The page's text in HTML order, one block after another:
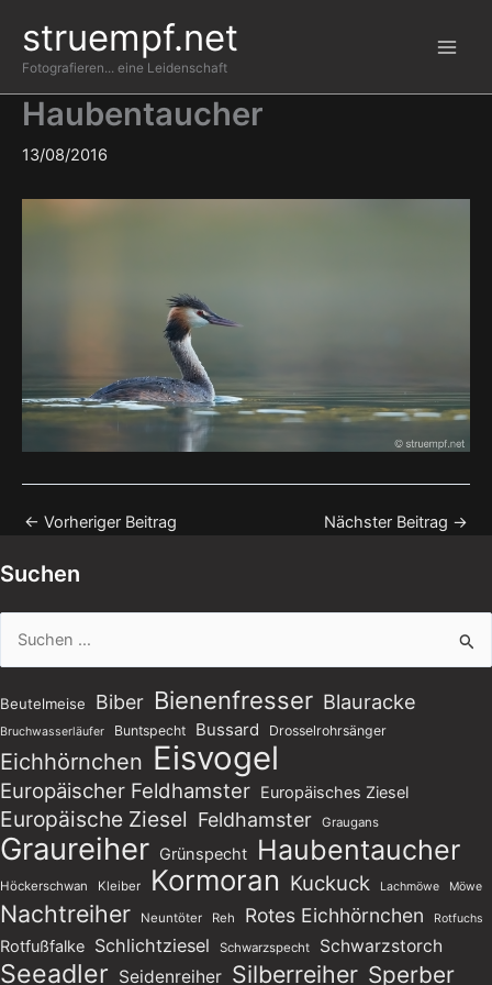
Inhalt
springen
struempf.net
Fotografieren... eine Leidenschaft
Haubentaucher
13/08/2016
← Vorheriger Beitrag Nächster Beitrag →
Suchen
nach:
Beutelmeise Biber Bienenfresser Blauracke
Bruchwasserläufer Buntspecht Bussard Drosselrohrsänger
Eichhörnchen Eisvogel
Europäischer Feldhamster Europäisches Ziesel
Europäische Ziesel Feldhamster Graugans
Graureiher Grünspecht Haubentaucher
Höckerschwan Kleiber Kormoran Kuckuck Lachmöwe Möwe
Nachtreiher Neuntöter Reh Rotes Eichhörnchen Rotfuchs
Rotfußfalke Schlichtziesel Schwarzspecht Schwarzstorch
Seeadler Seidenreiher Silberreiher Sperber